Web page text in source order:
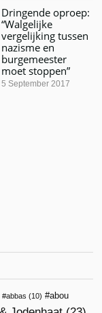
Dringende oproep:
“Walgelijke
vergelijking tussen
nazisme en
burgemeester
moet stoppen”
5 September 2017
abbas (10)
abou